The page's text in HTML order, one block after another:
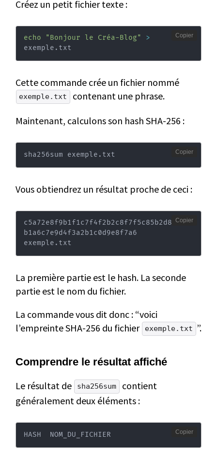
Créez un petit fichier texte :
echo "Bonjour le Créa-Blog"
>
exemple.txt
Copier
Cette commande crée un fichier nommé
exemple.txt contenant une phrase.
Maintenant, calculons son hash SHA-256 :
sha256sum exemple.txt Copier
Vous obtiendrez un résultat proche de ceci :
c5a72e8f9b1f1c7f4f2b2c8f7f5c85b2d8a7f8
b1a6c7e9d4f3a2b1c0d9e8f7a6
exemple.txt
Copier
La première partie est le hash. La seconde
partie est le nom du fichier.
La commande vous dit donc : “voici
l’empreinte SHA-256 du fichier
exemple.txt ”.
Comprendre le résultat affiché
Le résultat de
sha256sum
contient
généralement deux éléments :
HASH  NOM_DU_FICHIER Copier